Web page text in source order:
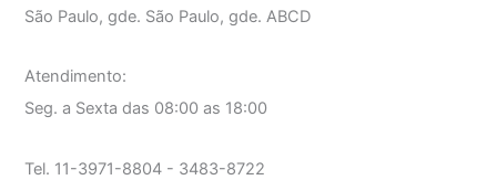
São Paulo, gde. São Paulo, gde. ABCD
Atendimento:
Seg. a Sexta das 08:00 as 18:00
Tel. 11-3971-8804 - 3483-8722